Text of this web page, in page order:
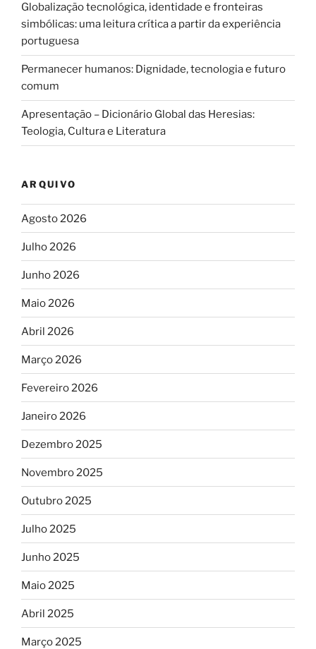
Globalização tecnológica, identidade e fronteiras
simbólicas: uma leitura crítica a partir da experiência
portuguesa
Permanecer humanos: Dignidade, tecnologia e futuro
comum
Apresentação – Dicionário Global das Heresias:
Teologia, Cultura e Literatura
ARQUIVO
Agosto 2026
Julho 2026
Junho 2026
Maio 2026
Abril 2026
Março 2026
Fevereiro 2026
Janeiro 2026
Dezembro 2025
Novembro 2025
Outubro 2025
Julho 2025
Junho 2025
Maio 2025
Abril 2025
Março 2025